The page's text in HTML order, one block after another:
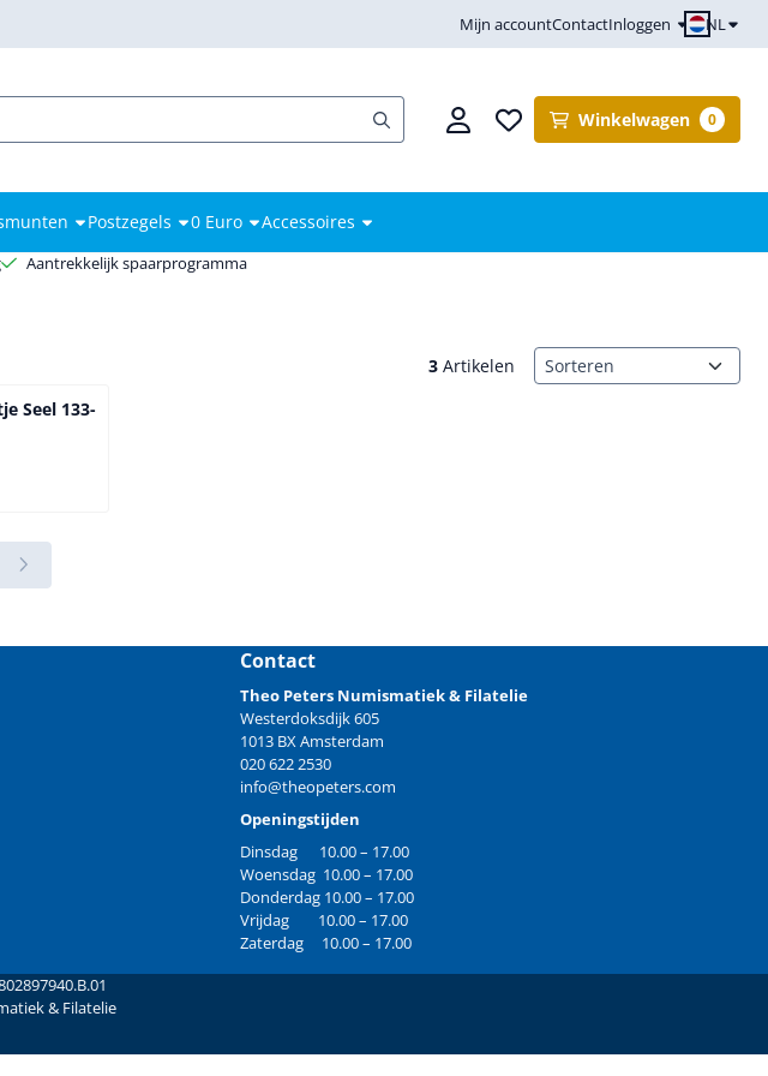
Mijn accountContactInloggen NL
Winkelwagen 0
Postzegels 0 Euro Accessoires
Aantrekkelijk spaarprogramma
3Artikelen Sorteermethode
Seel 133-
Contact
Theo Peters Numismatiek & Filatelie
Westerdoksdijk 605
1013 BX Amsterdam
020 622 2530
info@theopeters.com
Openingstijden
Dinsdag 10.00 – 17.00
Woensdag 10.00 – 17.00
Donderdag 10.00 – 17.00
Vrijdag 10.00 – 17.00
Zaterdag 10.00 – 17.00
& Filatelie